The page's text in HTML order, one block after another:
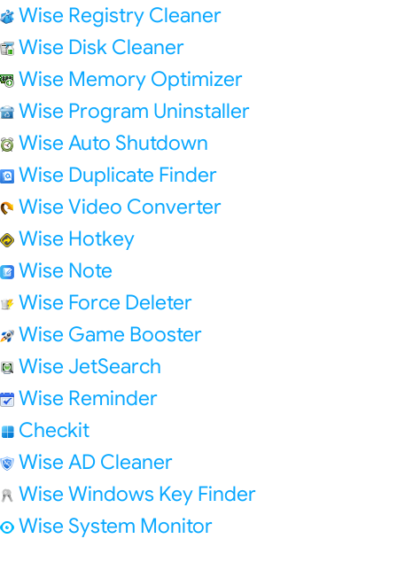
Wise Registry Cleaner
Wise Disk Cleaner
Wise Memory Optimizer
Wise Program Uninstaller
Wise Auto Shutdown
Wise Duplicate Finder
Wise Video Converter
Wise Hotkey
Wise Note
Wise Force Deleter
Wise Game Booster
Wise JetSearch
Wise Reminder
Checkit
Wise AD Cleaner
Wise Windows Key Finder
Wise System Monitor